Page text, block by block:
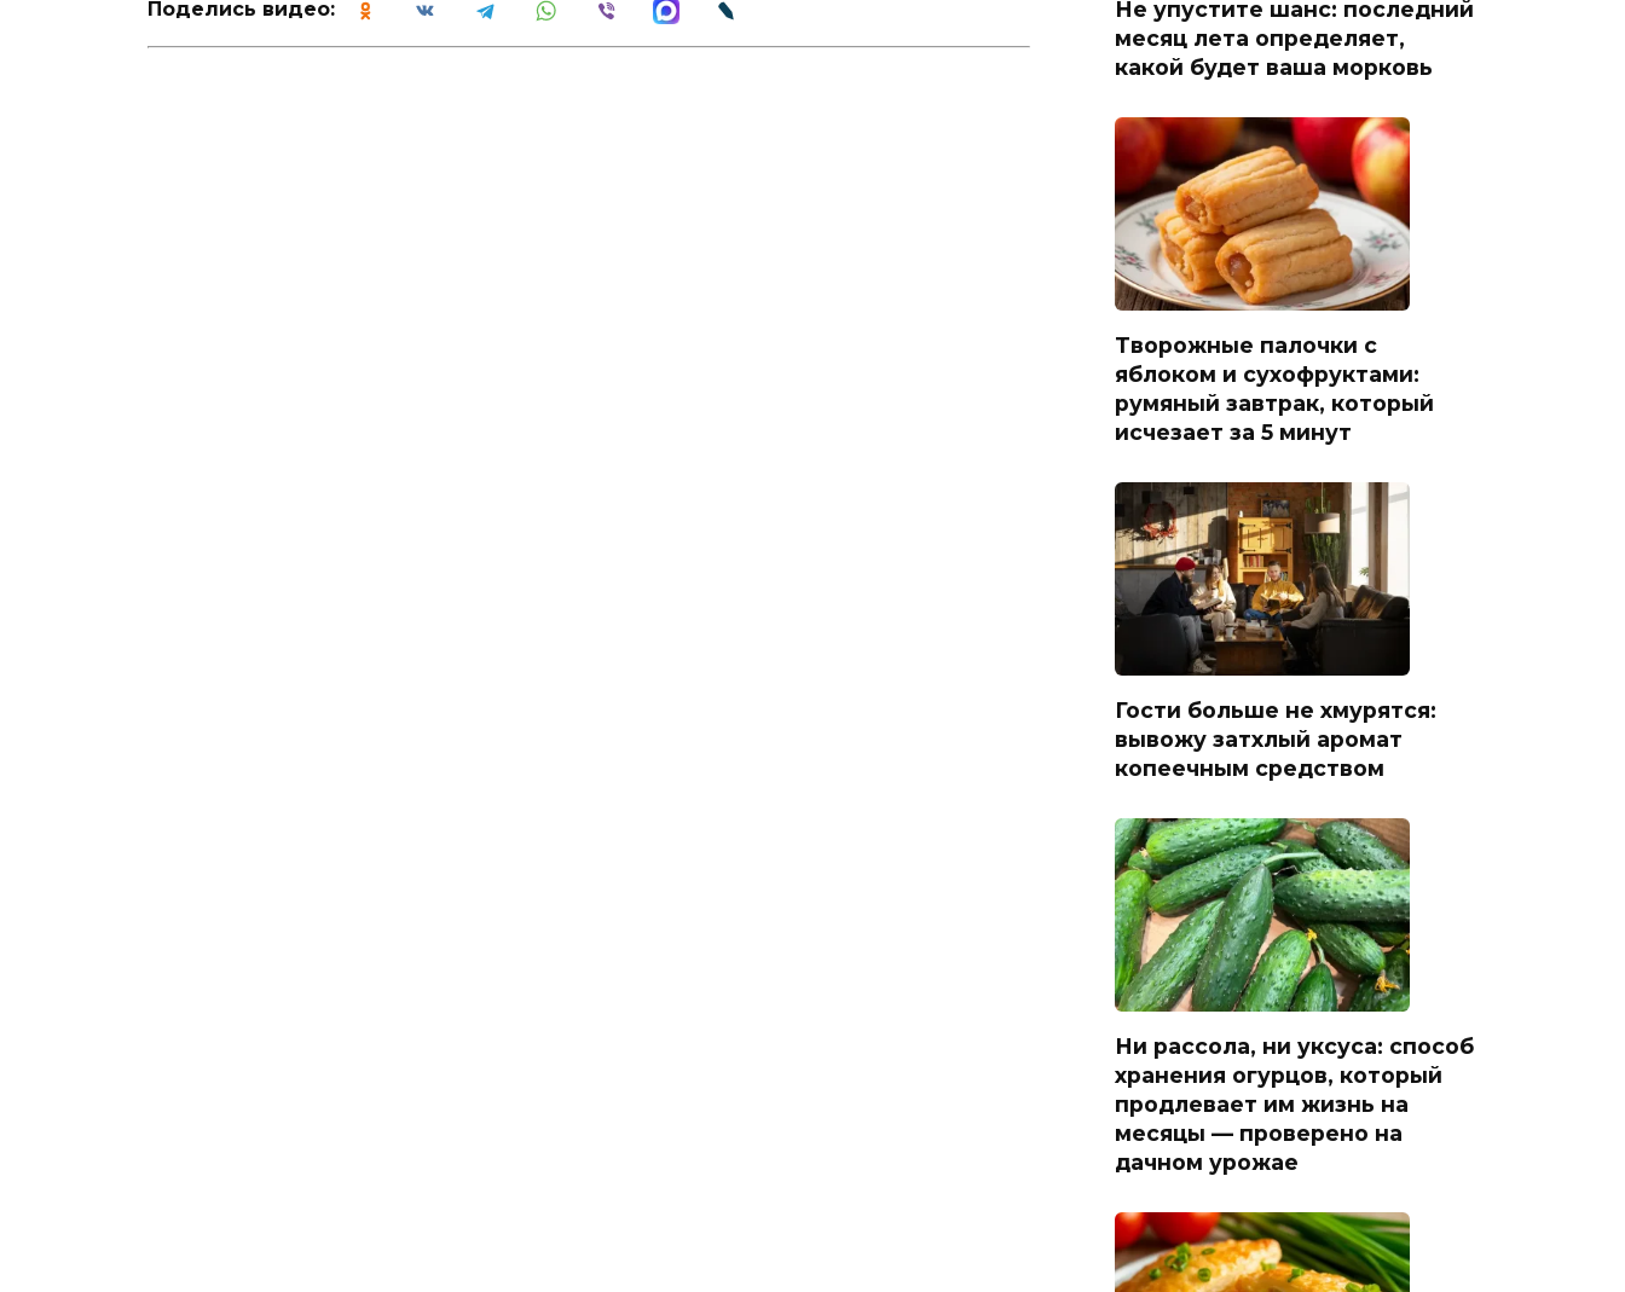
Поделись видео:
Не упустите шанс: последний
месяц лета определяет,
какой будет ваша морковь
Творожные палочки с
яблоком и сухофруктами:
румяный завтрак, который
исчезает за 5 минут
Гости больше не хмурятся:
вывожу затхлый аромат
копеечным средством
Ни рассола, ни уксуса: способ
хранения огурцов, который
продлевает им жизнь на
месяцы — проверено на
дачном урожае